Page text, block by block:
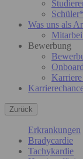
Was uns als
Bewerbung
Zurück
Erkrankungen
Bradycardie
Tachykardie